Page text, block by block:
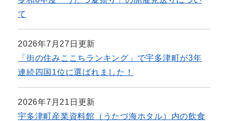
て
2026年7月27日更新
「街の住みここちランキング」で宇多津町が3年
連続四国1位に選ばれました！
2026年7月21日更新
宇多津町産業資料館（うたづ海ホタル）内の飲食